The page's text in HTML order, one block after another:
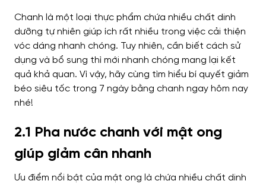
Chanh là một loại thực phẩm chứa nhiều chất dinh
dưỡng tự nhiên giúp ích rất nhiều trong việc cải thiện
vóc dáng nhanh chóng. Tuy nhiên, cần biết cách sử
dụng và bổ sung thì mới nhanh chóng mang lại kết
quả khả quan. Vì vậy, hãy cùng tìm hiểu bí quyết giảm
béo siêu tốc trong 7 ngày bằng chanh ngay hôm nay
nhé!
2.1 Pha nước chanh với mật ong
giúp giảm cân nhanh
Ưu điểm nổi bật của mật ong là chứa nhiều chất dinh